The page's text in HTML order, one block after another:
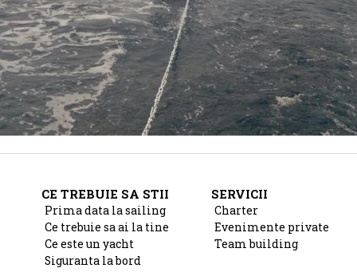
CE TREBUIE SA STII
Prima data la sailing
Ce trebuie sa ai la tine
Ce este un yacht
Siguranta la bord
SERVICII
Charter
Evenimente private
Team building